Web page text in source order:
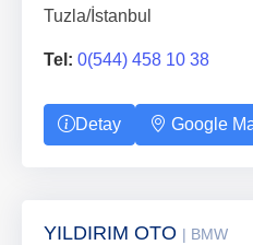
Tuzla/İstanbul
Tel: 0(544) 458 10 38
Detay Google
YILDIRIM OTO | BMW